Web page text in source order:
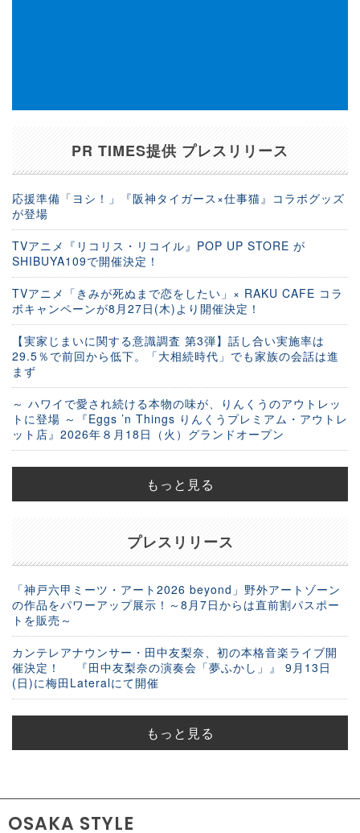
PR TIMES提供 プレスリリース
応援準備「ヨシ！」『阪神タイガース×仕事猫』コラボグッズ
が登場
TVアニメ『リコリス・リコイル』POP UP STORE が
SHIBUYA109で開催決定！
TVアニメ「きみが死ぬまで恋をしたい」× RAKU CAFE コラ
ボキャンペーンが8月27日(木)より開催決定！
【実家じまいに関する意識調査 第3弾】話し合い実施率は
29.5％で前回から低下。「大相続時代」でも家族の会話は進
まず
～ ハワイで愛され続ける本物の味が、りんくうのアウトレッ
トに登場 ～『Eggs ’n Things りんくうプレミアム・アウトレ
ット店』2026年８月18日（火）グランドオープン
もっと見る
プレスリリース
「神戸六甲ミーツ・アート2026 beyond」野外アートゾーン
の作品をパワーアップ展示！～8月7日からは直前割パスポー
トを販売～
カンテレアナウンサー・田中友梨奈、初の本格音楽ライブ開
催決定！ 『田中友梨奈の演奏会「夢ふかし」』 9月13日
(日)に梅田Lateralにて開催
もっと見る
OSAKA STYLE